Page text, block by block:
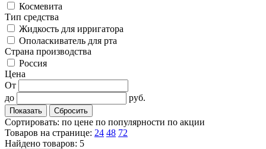
Космевита
Тип средства
Жидкость для ирригатора
Ополаскиватель для рта
Cтрана производства
Россия
Цена
От
до
руб.
Сортировать: по цене по популярности по акции
Товаров на странице: 24 48 72
Найдено товаров: 5